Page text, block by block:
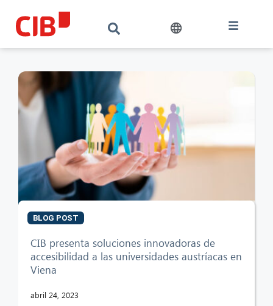
BLOG POST
CIB presenta soluciones innovadoras de
accesibilidad a las universidades austríacas en
Viena
abril 24, 2023